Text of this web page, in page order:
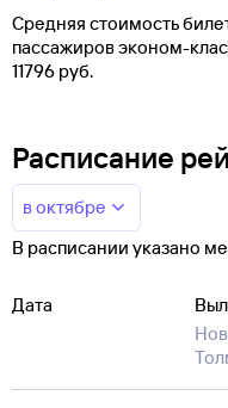
Средняя стоимость
пассажиров эконом-
11796 руб.
Расписание
в октябре
В расписании указано
Дата